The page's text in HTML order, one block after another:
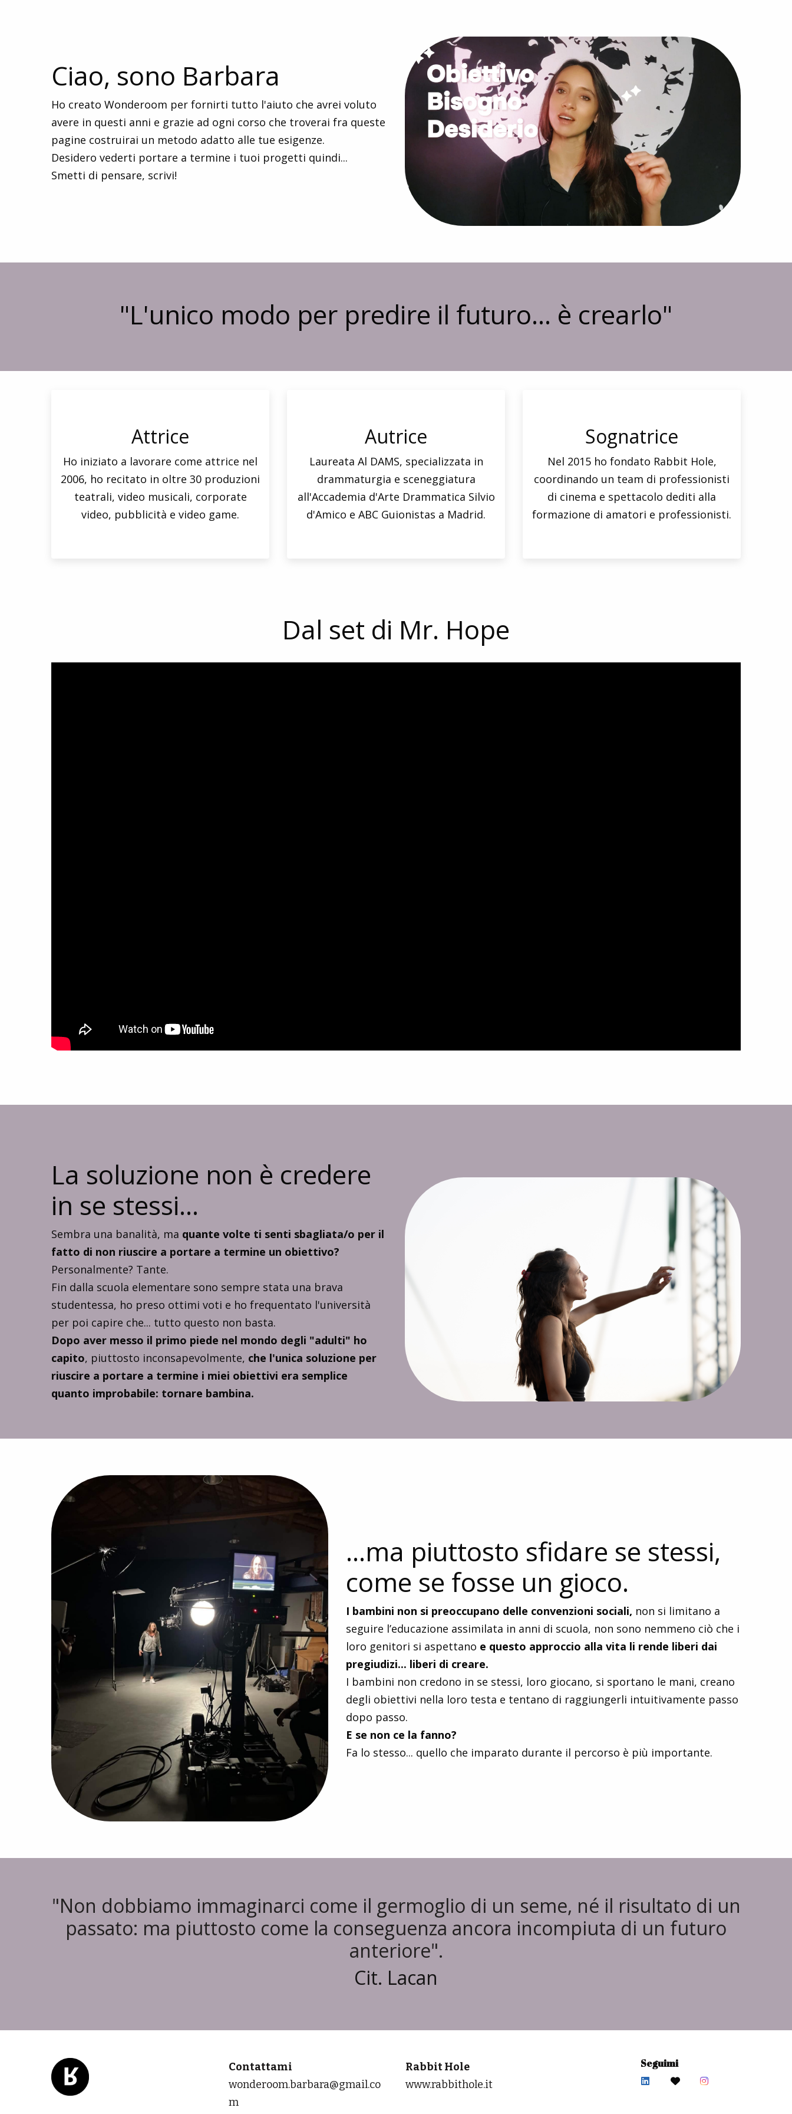
Ciao, sono Barbara
Ho creato Wonderoom per fornirti tutto l'aiuto che avrei voluto
avere in questi anni e grazie ad ogni corso che troverai fra queste
pagine costruirai un metodo adatto alle tue esigenze.
Desidero vederti portare a termine i tuoi progetti quindi...
Smetti di pensare, scrivi!
"L'unico modo per predire il futuro... è crearlo"
Attrice
Ho iniziato a lavorare come attrice nel
2006, ho recitato in oltre 30 produzioni
teatrali, video musicali, corporate
video, pubblicità e video game.
Autrice
Laureata Al DAMS, specializzata in
drammaturgia e sceneggiatura
all'Accademia d'Arte Drammatica Silvio
d'Amico e ABC Guionistas a Madrid.
Sognatrice
Nel 2015 ho fondato Rabbit Hole,
coordinando un team di professionisti
di cinema e spettacolo dediti alla
formazione di amatori e professionisti.
Dal set di Mr. Hope
La soluzione non è credere
in se stessi...
Sembra una banalità, ma quante volte ti senti sbagliata/o per il
fatto di non riuscire a portare a termine un obiettivo?
Personalmente? Tante.
Fin dalla scuola elementare sono sempre stata una brava
studentessa, ho preso ottimi voti e ho frequentato l'università
per poi capire che... tutto questo non basta.
Dopo aver messo il primo piede nel mondo degli "adulti" ho
capito, piuttosto inconsapevolmente, che l'unica soluzione per
riuscire a portare a termine i miei obiettivi era semplice
quanto improbabile: tornare bambina.
...ma piuttosto sfidare se stessi,
come se fosse un gioco.
I bambini non si preoccupano delle convenzioni sociali, non si limitano a
seguire l’educazione assimilata in anni di scuola, non sono nemmeno ciò che i
loro genitori si aspettano e questo approccio alla vita li rende liberi dai
pregiudizi... liberi di creare.
I bambini non credono in se stessi, loro giocano, si sportano le mani, creano
degli obiettivi nella loro testa e tentano di raggiungerli intuitivamente passo
dopo passo.
E se non ce la fanno?
Fa lo stesso... quello che imparato durante il percorso è più importante.
"Non dobbiamo immaginarci come il germoglio di un seme, né il risultato di un
passato: ma piuttosto come la conseguenza ancora incompiuta di un futuro
anteriore".
Cit. Lacan
Contattami
wonderoom.barbara@gmail.co
m
Rabbit Hole
www.rabbithole.it
Seguimi